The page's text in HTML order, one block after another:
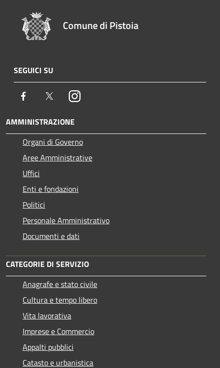
Comune di Pistoia
SEGUICI SU
Facebook TwitterInstagram
AMMINISTRAZIONE
Organi di Governo
Aree Amministrative
Uffici
Enti e fondazioni
Politici
Personale Amministrativo
Documenti e dati
CATEGORIE DI SERVIZIO
Anagrafe e stato civile
Cultura e tempo libero
Vita lavorativa
Imprese e Commercio
Appalti pubblici
Catasto e urbanistica